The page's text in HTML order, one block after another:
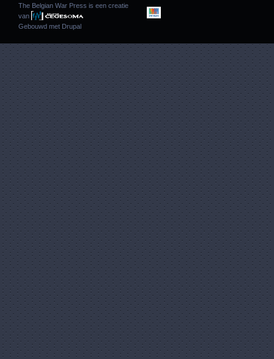
The Belgian War Press is een creatie
van
Gebouwd met Drupal